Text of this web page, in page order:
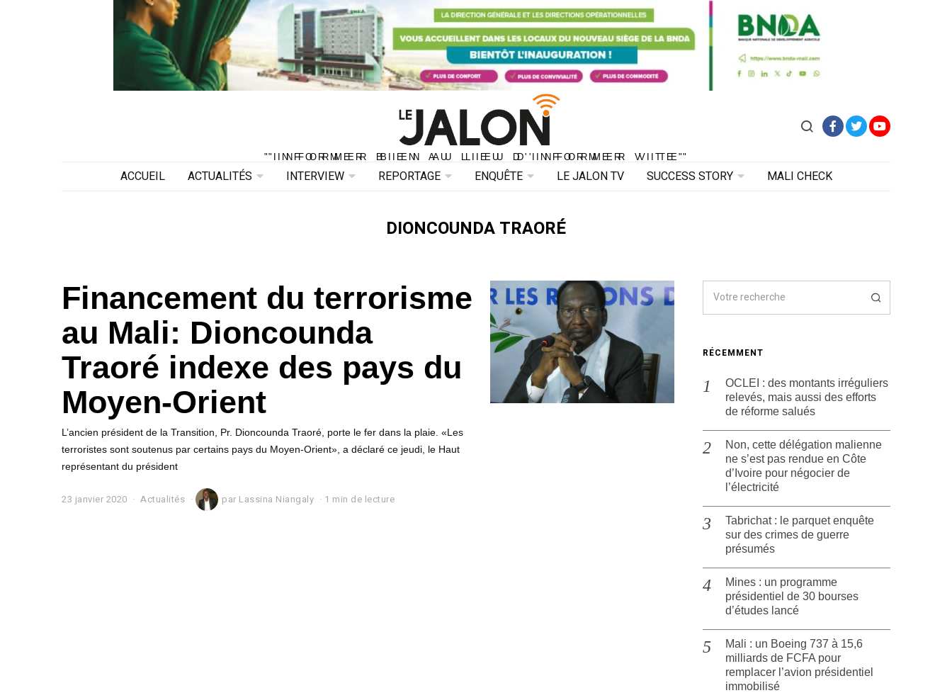
"INFORMER BIEN AU LIEU D'INFORMER VITE"
"INFORMER BIEN AU LIEU D'INFORMER VITE"
ACCUEIL ACTUALITÉS INTERVIEW REPORTAGE ENQUÊTE LE JALON TV SUCCESS STORY MALI CHECK
DIONCOUNDA TRAORÉ
Financement du terrorisme
au Mali: Dioncounda
Traoré indexe des pays du
Moyen-Orient
L’ancien président de la Transition, Pr. Dioncounda Traoré, porte le fer dans la plaie. «Les
terroristes sont soutenus par certains pays du Moyen-Orient», a déclaré ce jeudi, le Haut
représentant du président
23 janvier 2020 Actualités par Lassina Niangaly 1 min de lecture
RÉCEMMENT
OCLEI : des montants irréguliers
relevés, mais aussi des efforts
de réforme salués
Non, cette délégation malienne
ne s’est pas rendue en Côte
d’Ivoire pour négocier de
l’électricité
Tabrichat : le parquet enquête
sur des crimes de guerre
présumés
Mines : un programme
présidentiel de 30 bourses
d’études lancé
Mali : un Boeing 737 à 15,6
milliards de FCFA pour
remplacer l’avion présidentiel
immobilisé